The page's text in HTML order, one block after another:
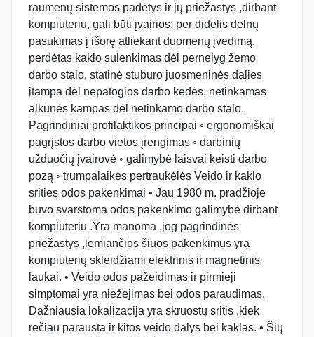
raumenų sistemos padėtys ir jų priežastys ,dirbant
kompiuteriu, gali būti įvairios: per didelis delnų
pasukimas į išorę atliekant duomenų įvedimą,
perdėtas kaklo sulenkimas dėl pernelyg žemo
darbo stalo, statinė stuburo juosmeninės dalies
įtampa dėl nepatogios darbo kėdės, netinkamas
alkūnės kampas dėl netinkamo darbo stalo.
Pagrindiniai profilaktikos principai ◦ ergonomiškai
pagrįstos darbo vietos įrengimas ◦ darbinių
užduočių įvairovė ◦ galimybė laisvai keisti darbo
pozą ◦ trumpalaikės pertraukėlės Veido ir kaklo
srities odos pakenkimai • Jau 1980 m. pradžioje
buvo svarstoma odos pakenkimo galimybė dirbant
kompiuteriu .Yra manoma ,jog pagrindinės
priežastys ,lemiančios šiuos pakenkimus yra
kompiuterių skleidžiami elektrinis ir magnetinis
laukai. • Veido odos pažeidimas ir pirmieji
simptomai yra niežėjimas bei odos paraudimas.
Dažniausia lokalizacija yra skruostų sritis ,kiek
rečiau parausta ir kitos veido dalys bei kaklas. • Šių